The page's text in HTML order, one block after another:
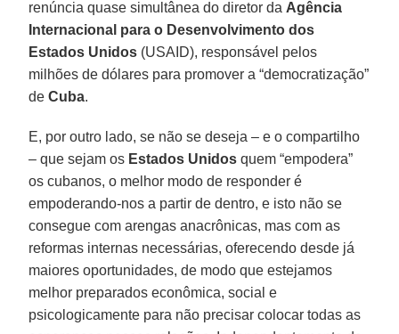
renúncia quase simultânea do diretor da Agência
Internacional para o Desenvolvimento dos
Estados Unidos (USAID), responsável pelos
milhões de dólares para promover a “democratização”
deCuba.
E, por outro lado, se não se deseja – e o compartilho
– que sejam os Estados Unidos quem “empodera”
os cubanos, o melhor modo de responder é
empoderando-nos a partir de dentro, e isto não se
consegue com arengas anacrônicas, mas com as
reformas internas necessárias, oferecendo desde já
maiores oportunidades, de modo que estejamos
melhor preparados econômica, social e
psicologicamente para não precisar colocar todas as